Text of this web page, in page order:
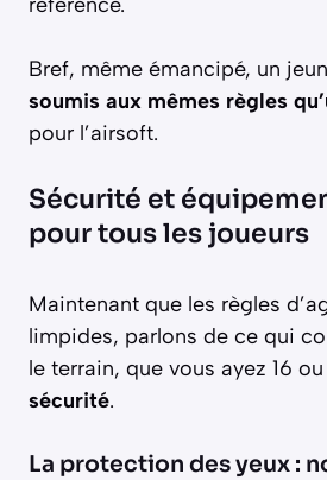
Bref, même émancipé, un
soumis aux mêmes règles
pour l’airsoft.
Sécurité et
pour tous les joueurs
Maintenant que les règles
limpides, parlons de ce qui
le terrain, que vous ayez 16
sécurité.
La protection des yeux :